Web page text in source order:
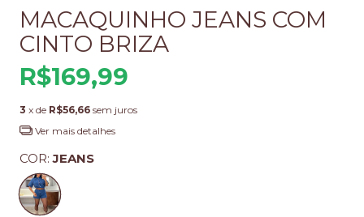
MACAQUINHO JEANS COM
CINTO BRIZA
R$169,99
3 x de R$56,66 sem juros
Ver mais detalhes
COR:JEANS